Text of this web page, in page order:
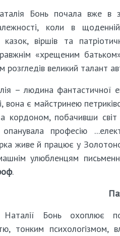
Бонь почала вже в
коли в
казок, віршів та
«хрещеним
розгледів великий талант
– людина фантастичної
вона є майстринею
кордоном, побачивши світ
опанувала професію
живе й працює у
улюбленцям
.
Наталії Бонь охоплює
тонким